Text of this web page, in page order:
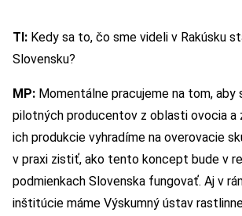
TI: Kedy sa to, čo sme videli v Rakúsku
Slovensku?
MP: Momentálne pracujeme na tom, aby
pilotných producentov z oblasti ovocia a
ich produkcie vyhradíme na overovacie
v praxi zistiť, ako tento koncept bude v
podmienkach Slovenska fungovať. Aj v
inštitúcie máme Výskumný ústav